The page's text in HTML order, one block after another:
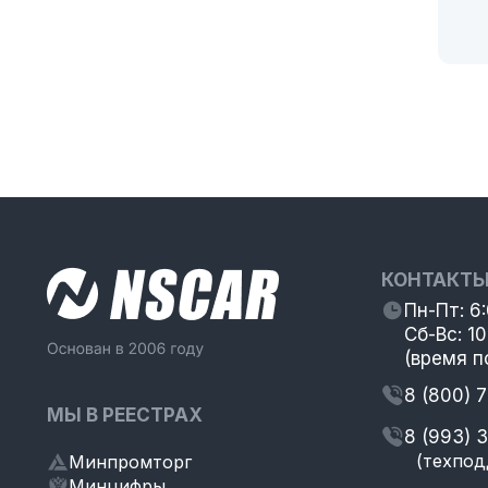
МЫ В РЕЕСТРАХ
Минпромторг
КОНТАКТЫ
Пн-Пт:
Сб-Вс:
(время
8 (800)
8 (993)